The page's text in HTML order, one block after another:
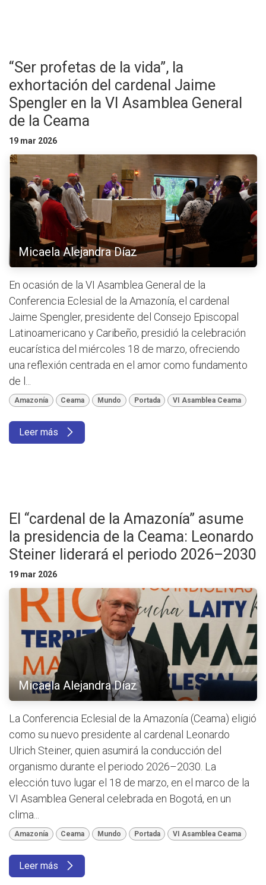
“Ser profetas de la vida”, la
exhortación del cardenal Jaime
Spengler en la VI Asamblea General
de la Ceama
19 mar 2026
Micaela Alejandra Díaz
En ocasión de la VI Asamblea General de la
Conferencia Eclesial de la Amazonía, el cardenal
Jaime Spengler, presidente del Consejo Episcopal
Latinoamericano y Caribeño, presidió la celebración
eucarística del miércoles 18 de marzo, ofreciendo
una reflexión centrada en el amor como fundamento
de l...
Amazonía Ceama Mundo Portada VI Asamblea Ceama
Leer más
El “cardenal de la Amazonía” asume
la presidencia de la Ceama: Leonardo
Steiner liderará el periodo 2026–2030
19 mar 2026
Micaela Alejandra Díaz
La Conferencia Eclesial de la Amazonía (Ceama) eligió
como su nuevo presidente al cardenal Leonardo
Ulrich Steiner, quien asumirá la conducción del
organismo durante el periodo 2026–2030. La
elección tuvo lugar el 18 de marzo, en el marco de la
VI Asamblea General celebrada en Bogotá, en un
clima...
Amazonía Ceama Mundo Portada VI Asamblea Ceama
Leer más